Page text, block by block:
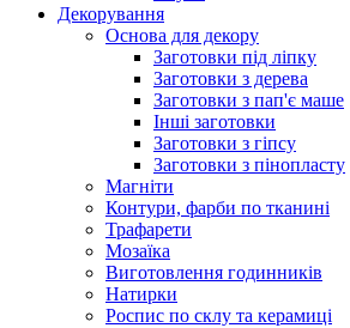
Декорування
Основа для декору
Заготовки під ліпку
Заготовки з дерева
Заготовки з пап'є маше
Інші заготовки
Заготовки з гіпсу
Заготовки з пінопласту
Магніти
Контури, фарби по тканині
Трафарети
Мозаїка
Виготовлення годинників
Натирки
Роспис по склу та керамиці